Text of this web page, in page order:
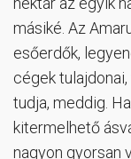
másiké. Az
esőerdők,
cégek
tudja, meddig.
kitermelhető
nagyon gyorsan